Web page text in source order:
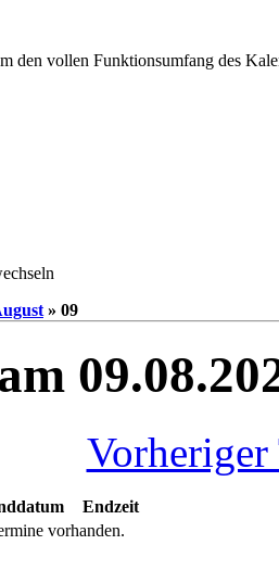
den vollen Funktionsumfang des
» 09
Vorheriger
Endzeit
vorhanden.